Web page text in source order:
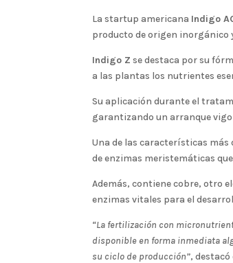
La startup americana Indigo
producto de origen inorgánico
Indigo Z se destaca por su
a las plantas los nutrientes
Su aplicación durante el
garantizando un arranque
Una de las características más
de enzimas meristemáticas
Además, contiene cobre, otro
enzimas vitales para el
“La fertilización con
disponible en forma inmediata
su ciclo de producción”,